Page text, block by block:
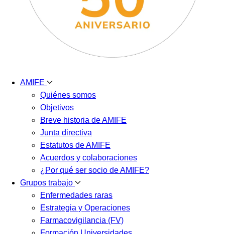
AMIFE
Quiénes somos
Objetivos
Breve historia de AMIFE
Junta directiva
Estatutos de AMIFE
Acuerdos y colaboraciones
¿Por qué ser socio de AMIFE?
Grupos trabajo
Enfermedades raras
Estrategia y Operaciones
Farmacovigilancia (FV)